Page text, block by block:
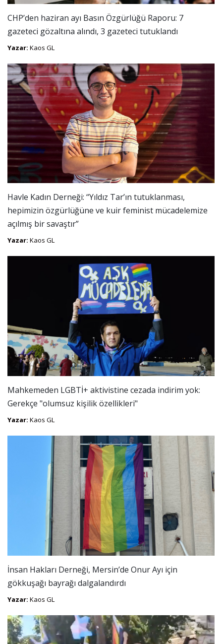
CHP’den haziran ayı Basın Özgürlüğü Raporu: 7
gazeteci gözaltına alındı, 3 gazeteci tutuklandı
Yazar: Kaos GL
Havle Kadın Derneği: “Yıldız Tar’ın tutuklanması,
hepimizin özgürlüğüne ve kuir feminist mücadelemize
açılmış bir savaştır”
Yazar: Kaos GL
Mahkemeden LGBTİ+ aktivistine cezada indirim yok:
Gerekçe "olumsuz kişilik özellikleri"
Yazar: Kaos GL
İnsan Hakları Derneği, Mersin’de Onur Ayı için
gökkuşağı bayrağı dalgalandırdı
Yazar: Kaos GL